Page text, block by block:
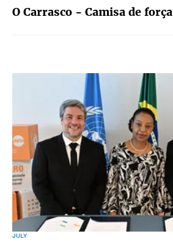
O Carrasco - Camisa de força
JULY